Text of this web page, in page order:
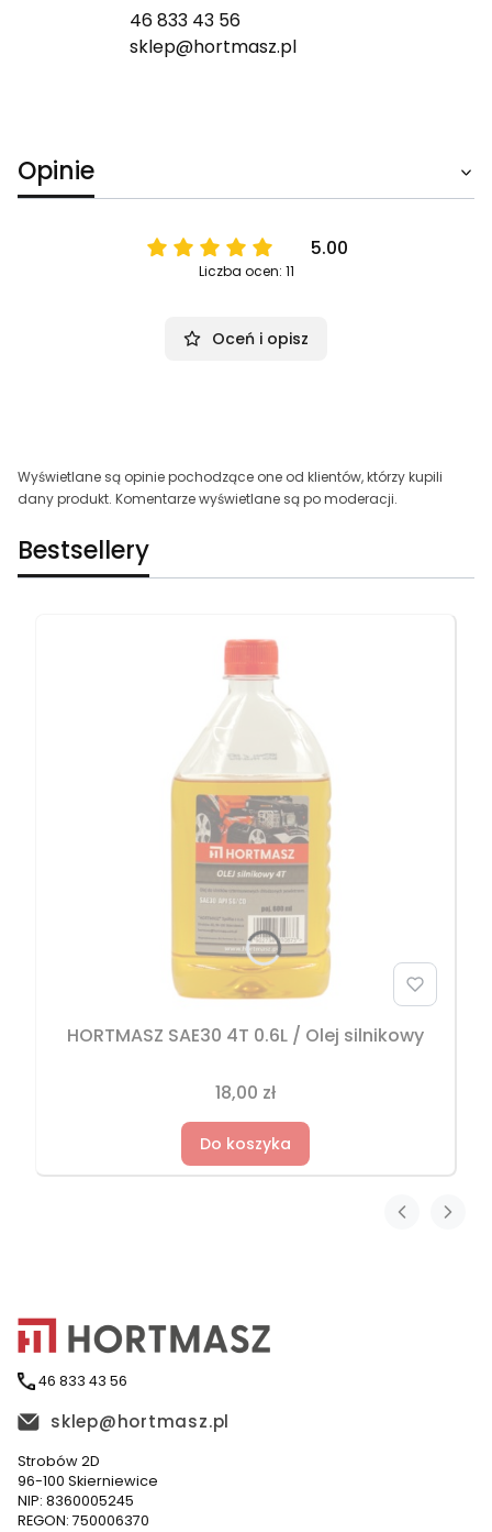
46 833 43 56
sklep@hortmasz.pl
Opinie
5.00
Liczba ocen: 11
Oceń i opisz
Wyświetlane są opinie pochodzące one od klientów, którzy kupili
dany produkt. Komentarze wyświetlane są po moderacji.
Bestsellery
HORTMASZ SAE30 4T 0.6L / Olej silnikowy
18,00 zł
Do koszyka
46 833 43 56
sklep@hortmasz.pl
Strobów 2D
96-100 Skierniewice
NIP: 8360005245
REGON: 750006370